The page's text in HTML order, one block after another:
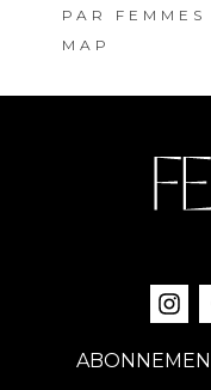
PAR
MAP